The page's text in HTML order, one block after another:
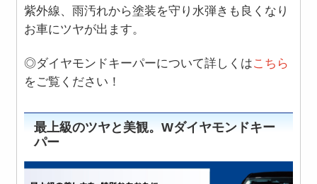
紫外線、雨汚れから塗装を守り水弾きも良くなり
お車にツヤが出ます。
◎ダイヤモンドキーパーについて詳しくはこちら
をご覧ください！
最上級のツヤと美観。Wダイヤモンドキー
パー